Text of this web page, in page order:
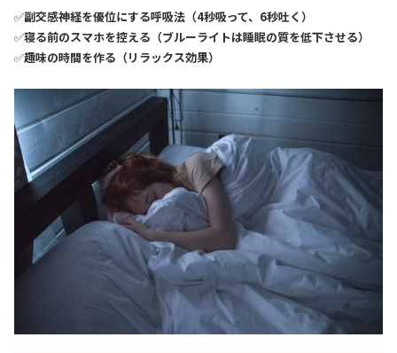
✅副交感神経を優位にする呼吸法（4秒吸って、6秒吐く）
✅寝る前のスマホを控える（ブルーライトは睡眠の質を低下させる）
✅趣味の時間を作る（リラックス効果）